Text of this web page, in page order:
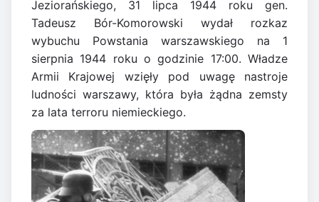
Jeziorańskiego, 31 lipca 1944 roku gen.
Tadeusz Bór-Komorowski wydał rozkaz
wybuchu Powstania warszawskiego na 1
sierpnia 1944 roku o godzinie 17:00. Władze
Armii Krajowej wzięły pod uwagę nastroje
ludności warszawy, która była żądna zemsty
za lata terroru niemieckiego.